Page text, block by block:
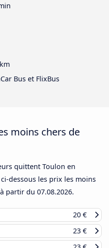
Bus et FlixBus
moins chers de
quittent Toulon en
dessous les prix les moins
partir du 07.08.2026.
20 €
23 €